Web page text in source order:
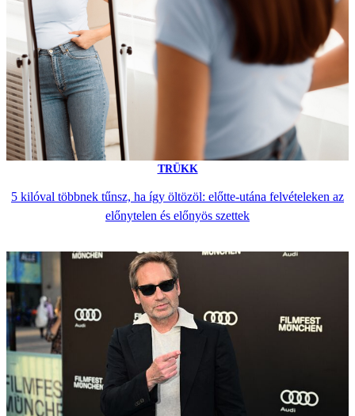
TRÜKK
5 kilóval többnek tűnsz, ha így öltözöl: előtte-utána felvételeken az
előnytelen és előnyös szettek